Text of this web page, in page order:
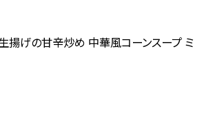
揚げの甘辛炒め 中華風コーンスープ ミ